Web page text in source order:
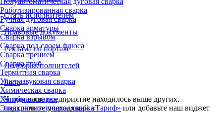
Роботизированная сварка
Ручная дуговая сварка
Сварка арматуры
Сварка взрывом
Сварка под слоем флюса
Сварка трением
Сварка труб
Термитная сварка
Ультразвуковая сварка
Химическая сварка
Холодная сварка
Электронно-лучевая сварка
Стать исполнителем
Правовые документы
Реклама на портале
Подбор исполнителей
Блог
Чтобы ваше предприятие находилось выше других,
подключите подходящий«Тариф» или добавьте наш виджет